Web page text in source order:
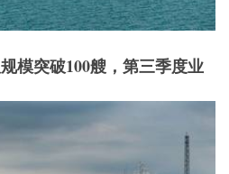
模突破100艘，第三季度业